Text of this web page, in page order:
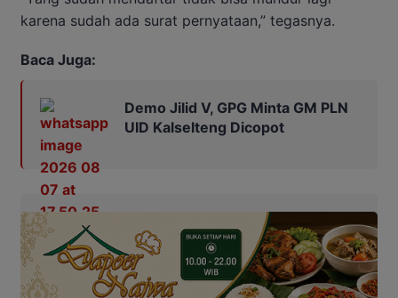
karena sudah ada surat pernyataan,” tegasnya.
Baca Juga:
Demo Jilid V, GPG Minta GM PLN
UID Kalselteng Dicopot